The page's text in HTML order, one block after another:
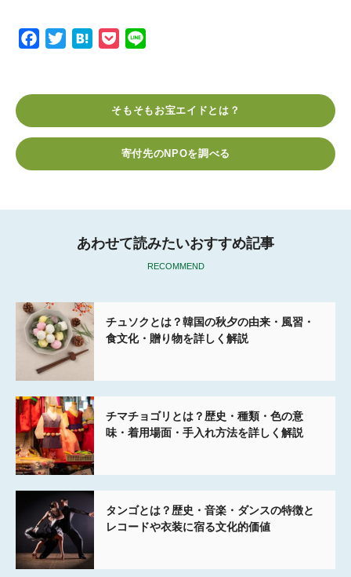
o
e
a
t
そもそもお宝エイドとは？
寄付先のNPOを調べる
あわせて読みたいおすすめ記事
RECOMMEND
チュソクとは？韓国の秋夕の由来・風習・
食文化・贈り物を詳しく解説
チマチョゴリとは？歴史・種類・色の意
味・着用場面・手入れ方法を詳しく解説
タンゴとは？歴史・音楽・ダンスの特徴と
レコードや衣装に宿る文化的価値